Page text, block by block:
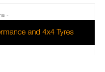
-